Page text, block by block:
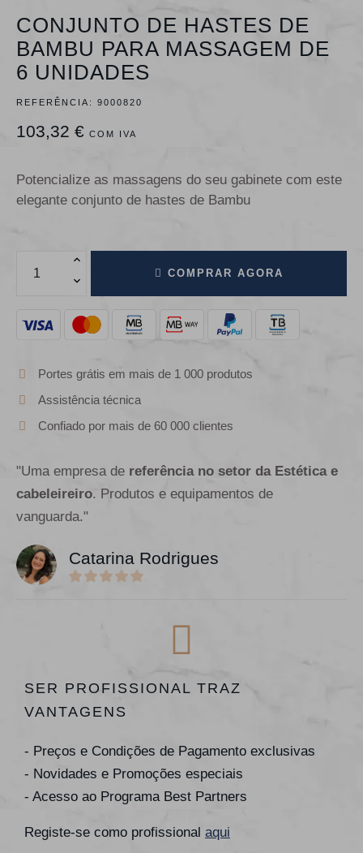
CONJUNTO DE HASTES DE
BAMBU PARA MASSAGEM DE
6 UNIDADES
REFERÊNCIA: 9000820
103,32 € COM IVA
Potencialize as massagens do seu gabinete com este
elegante conjunto de hastes de Bambu
COMPRAR AGORA
Portes grátis em mais de 1 000 produtos
Assistência técnica
Confiado por mais de 60 000 clientes
"Uma empresa de referência no setor da Estética e
cabeleireiro. Produtos e equipamentos de
vanguarda."
Catarina Rodrigues
SER PROFISSIONAL TRAZ
VANTAGENS
- Preços e Condições de Pagamento exclusivas
- Novidades e Promoções especiais
- Acesso ao Programa Best Partners
Registe-se como profissional aqui